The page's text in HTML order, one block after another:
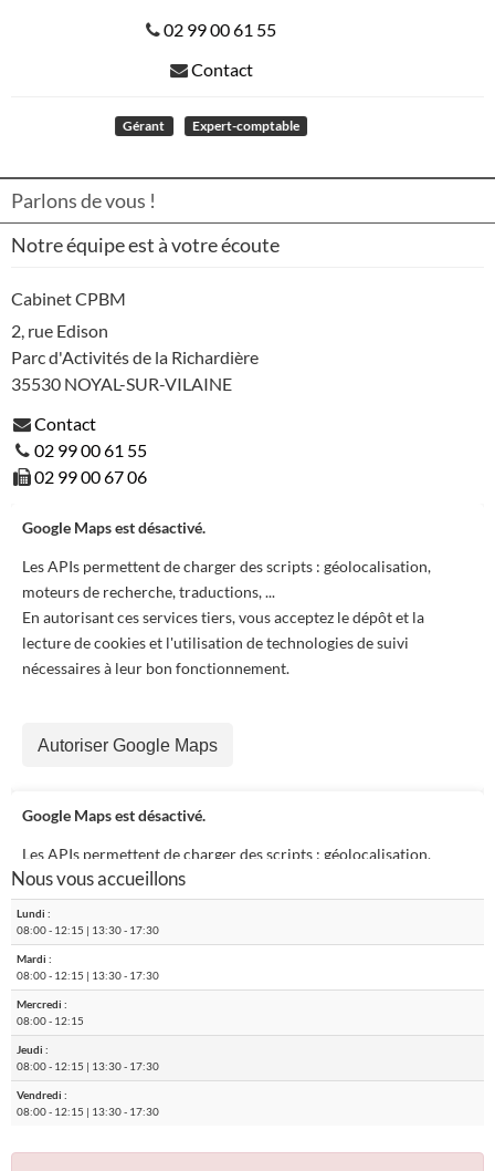
02 99 00 61 55
Contact
Expert-comptable Commissaire aux comptes
Parlons de vous !
Notre équipe est à votre écoute
Cabinet CPBM
2, rue Edison
Parc d'Activités de la Richardière
35530 NOYAL-SUR-VILAINE
Contact
02 99 00 61 55
02 99 00 67 06
Google Maps est désactivé.
Les APIs permettent de charger des scripts : géolocalisation,
moteurs de recherche, traductions, ...
En autorisant ces services tiers, vous acceptez le dépôt et la
lecture de cookies et l'utilisation de technologies de suivi
nécessaires à leur bon fonctionnement.
Autoriser Google Maps
Google Maps est désactivé.
Les APIs permettent de charger des scripts : géolocalisation,
moteurs de recherche, traductions, ...
En autorisant ces services tiers, vous acceptez le dépôt et la
lecture de cookies et l'utilisation de technologies de suivi
nécessaires à leur bon fonctionnement.
Autoriser Google Maps
Nous vous accueillons
Lundi :
08:00- 12:15 | 13:30- 17:30
Mardi :
08:00- 12:15 | 13:30- 17:30
Mercredi :
08:00- 12:15
Jeudi :
08:00- 12:15 | 13:30- 17:30
Vendredi :
08:00- 12:15 | 13:30- 17:30